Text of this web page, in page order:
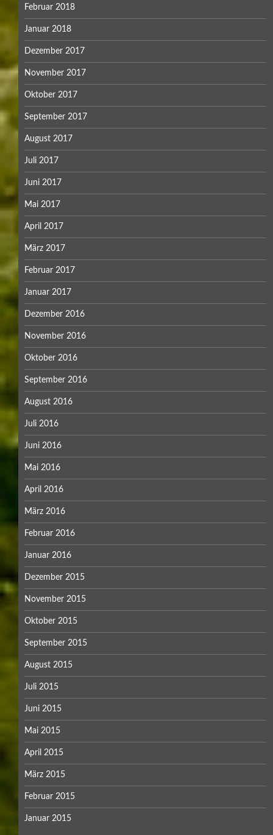
Februar 2018
Januar 2018
Dezember 2017
November 2017
Oktober 2017
September 2017
August 2017
Juli 2017
Juni 2017
Mai 2017
April 2017
März 2017
Februar 2017
Januar 2017
Dezember 2016
November 2016
Oktober 2016
September 2016
August 2016
Juli 2016
Juni 2016
Mai 2016
April 2016
März 2016
Februar 2016
Januar 2016
Dezember 2015
November 2015
Oktober 2015
September 2015
August 2015
Juli 2015
Juni 2015
Mai 2015
April 2015
März 2015
Februar 2015
Januar 2015